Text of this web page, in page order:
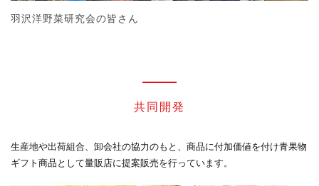
羽沢洋野菜研究会の皆さん
共同開発
生産地や出荷組合、卸会社の協力のもと、商品に付加価値を付け青果物
ギフト商品として量販店に提案販売を行っています。